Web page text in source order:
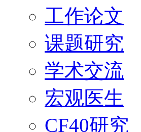
工作论文
课题研究
学术交流
宏观医生
CF40研究